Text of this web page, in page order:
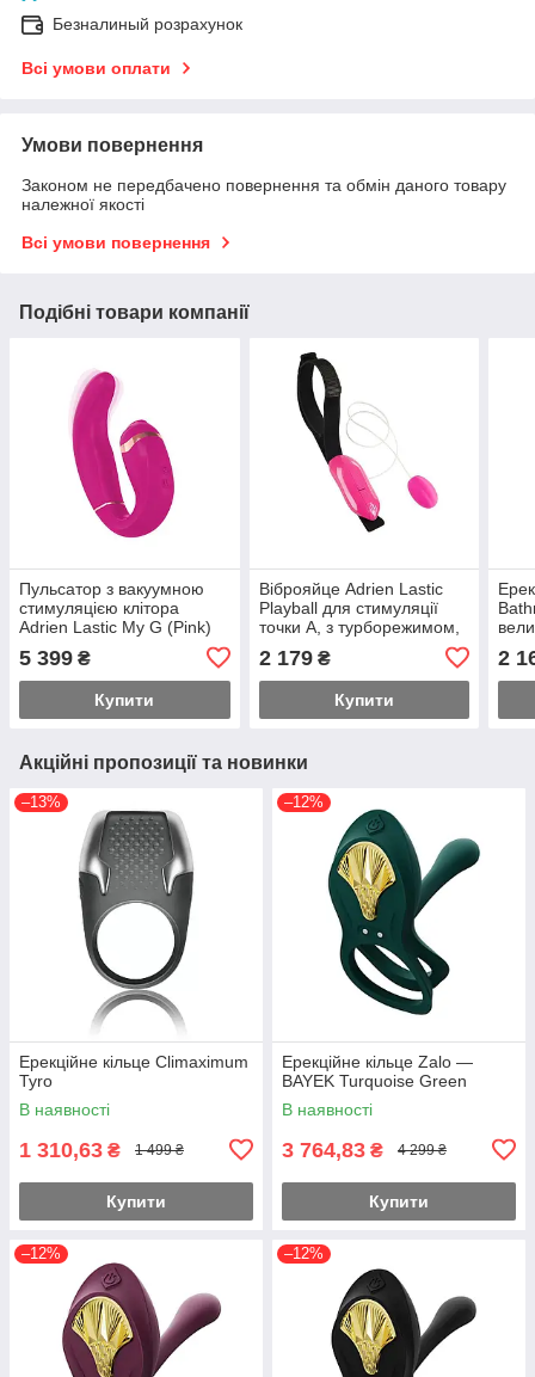
Безналиный розрахунок
Всі умови оплати
Умови повернення
Законом не передбачено повернення та обмін даного товару
належної якості
Всі умови повернення
Подібні товари компанії
Пульсатор з вакуумною
стимуляцією клітора
Adrien Lastic My G (Pink)
5 399 ₴
Купити
Віброяйце Adrien Lastic
Playball для стимуляції
точки А, з турборежимом,
Feromon
2 179₴
Купити
2
Акційні пропозиції та новинки
–13%
Ерекційне кільце Climaximum
Tyro
В наявності
1 310,63 ₴ 1 499 ₴
Купити
–12%
Ерекційне кільце Zalo —
BAYEK Turquoise Green
В наявності
3 764,83 ₴ 4 299 ₴
Купити
–12% –12%